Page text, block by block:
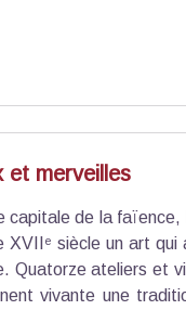
et merveilles
capitale de la faïence,
XVIIᵉ siècle un art qui
Quatorze ateliers et
vivante une